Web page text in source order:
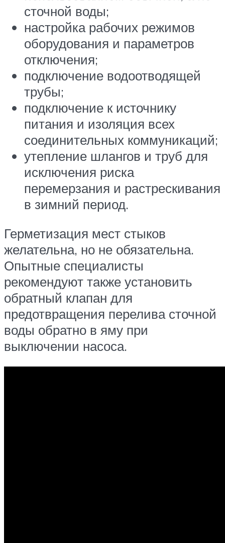
сточной воды;
настройка рабочих режимов
оборудования и параметров
отключения;
подключение водоотводящей
трубы;
подключение к источнику
питания и изоляция всех
соединительных коммуникаций;
утепление шлангов и труб для
исключения риска
перемерзания и растрескивания
в зимний период.
Герметизация мест стыков
желательна, но не обязательна.
Опытные специалисты
рекомендуют также установить
обратный клапан для
предотвращения перелива сточной
воды обратно в яму при
выключении насоса.